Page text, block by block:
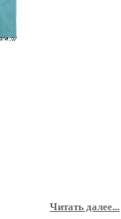
Читать далее...